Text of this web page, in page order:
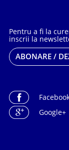
Pentru a fi la
inscrii la
ABONARE /
Google+